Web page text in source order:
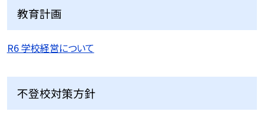
教育計画
R6 学校経営について
不登校対策方針